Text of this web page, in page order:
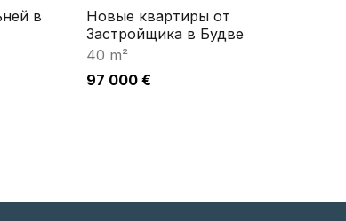
в
Новые квартиры от
Застройщика в Будве
40 m²
97 000 €